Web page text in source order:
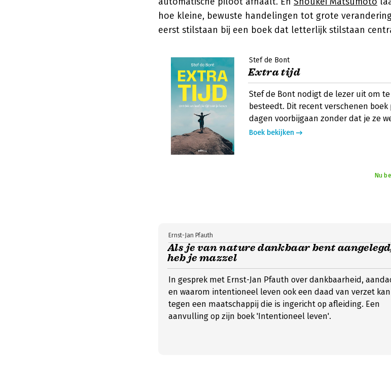
hoe kleine, bewuste handelingen tot grote
eerst stilstaan bij een boek dat letterlijk stilstaan
Stef de Bont
Extra tijd
Stef de Bont nodigt de lezer uit om
besteedt. Dit recent verschenen
dagen voorbijgaan zonder dat je ze
Boek bekijken
Nu
Als je van nature dankbaar bent
heb je mazzel
Ernst-Jan Pfauth
In gesprek met Ernst-Jan Pfauth over dankbaarheid,
en waarom intentioneel leven ook een daad van verzet
tegen een maatschappij die is ingericht op afleiding. Een
aanvulling op zijn boek 'Intentioneel leven'.